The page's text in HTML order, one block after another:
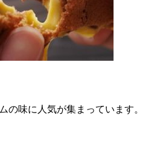
の味に人気が集まっています。